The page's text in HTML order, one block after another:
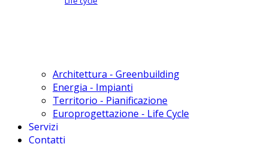
Architettura - Greenbuilding
Energia - Impianti
Territorio - Pianificazione
Europrogettazione - Life Cycle
Servizi
Contatti